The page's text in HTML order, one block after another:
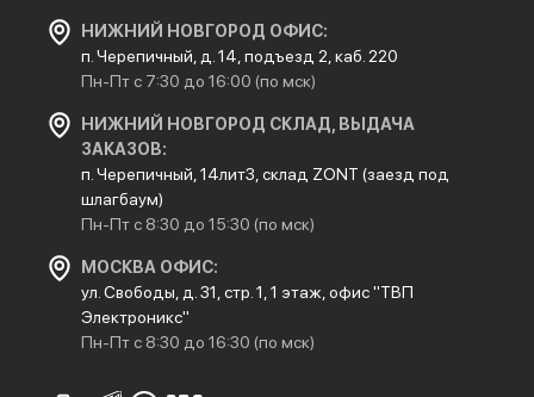
НИЖНИЙ НОВГОРОД ОФИС:
п. Черепичный, д. 14, подъезд 2, каб. 220
Пн-Пт с 7:30 до 16:00 (по мск)
НИЖНИЙ НОВГОРОД СКЛАД, ВЫДАЧА
ЗАКАЗОВ:
п. Черепичный, 14лит3, склад ZONT (заезд под
шлагбаум)
Пн-Пт с 8:30 до 15:30 (по мск)
МОСКВА ОФИС:
ул. Свободы, д. 31, стр. 1, 1 этаж, офис "ТВП
Электроникс"
Пн-Пт с 8:30 до 16:30 (по мск)